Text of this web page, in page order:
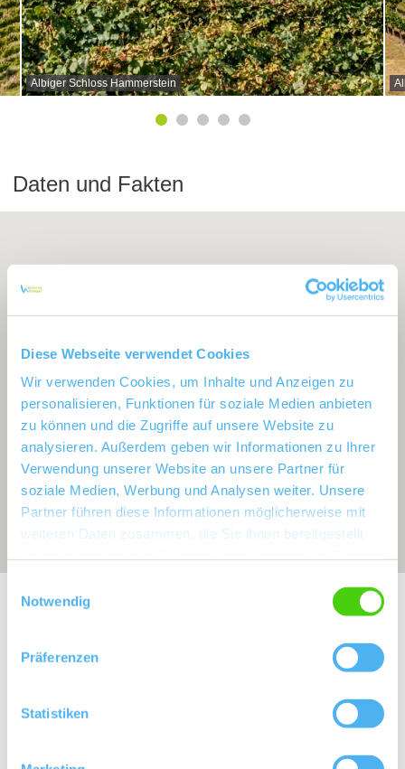
Diese Webseite verwendet Cookies
Wir verwenden Cookies, um Inhalte und Anzeigen zu
personalisieren, Funktionen für soziale Medien anbieten
zu können und die Zugriffe auf unsere Website zu
analysieren. Außerdem geben wir Informationen zu Ihrer
Verwendung unserer Website an unsere Partner für
soziale Medien, Werbung und Analysen weiter. Unsere
Partner führen diese Informationen möglicherweise mit
weiteren Daten zusammen, die Sie ihnen bereitgestellt
Notwendig
Präferenzen
Statistiken
Albiger Schloss Hammerstein
Daten und Fakten
Exposition: von östlich, nördlich, westlich nach südlich drehend